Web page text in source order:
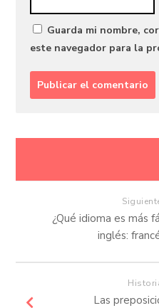
Guarda mi nombre,
este navegador para la
¿Qué idioma es más
inglés:
Las